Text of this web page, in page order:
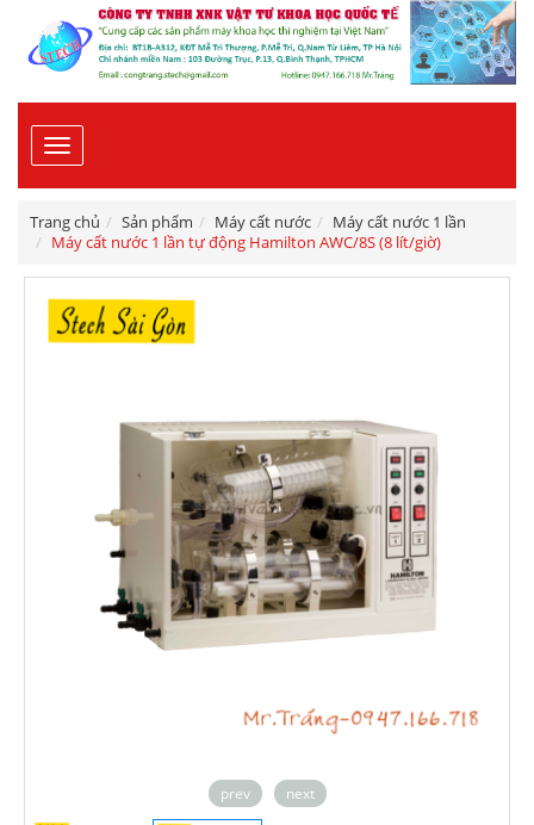
Toggle
navigation
Trang chủ Sản phẩm Máy cất nước
Máy cất nước 1 lần
Máy cất nước 1 lần tự động Hamilton AWC/8S (8 lít/giờ)
prev next